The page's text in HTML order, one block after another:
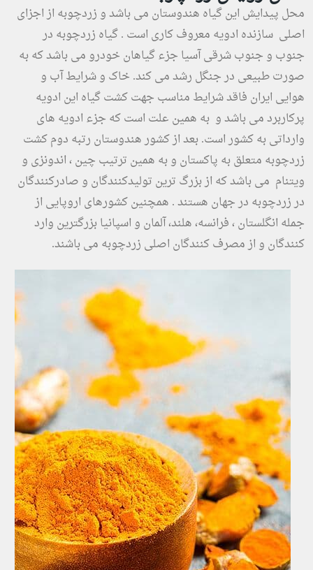
محل پیدایش این گیاه هندوستان می باشد و زردچوبه از اجزای
اصلی سازنده ادویه معروف کاری است . گیاه زردچوبه در
جنوب و جنوب شرقی آسیا جزء گیاهان خودرو می باشد که به
صورت طبیعی در جنگل رشد می کند. خاک و شرایط آب و
هوایی ایران فاقد شرایط مناسب جهت کشت گیاه این ادویه
پرکاربرد می باشد و به همین علت است که جزء ادویه های
وارداتی به کشور است. بعد از کشور هندوستان رتبه دوم کشت
زردچوبه متعلق به پاکستان و به همین ترتیب چین ، اندونزی و
ویتنام می باشد که از بزرگ ترین تولیدکنندگان و صادرکنندگان
در زردچوبه در جهان هستند . همچنین کشورهای اروپایی از
جمله انگلستان ، فرانسه، هلند، آلمان و اسپانیا بزرگترین وارد
کنندگان و از مصرف کنندگان اصلی زردچوبه می باشند.